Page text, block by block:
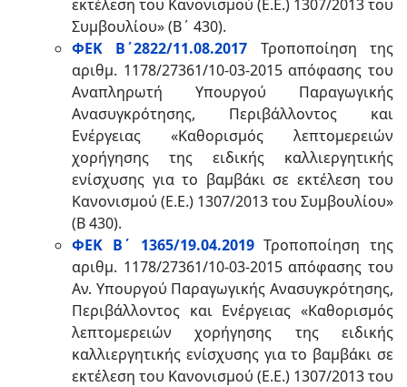
εκτέλεση του Κανονισμού (Ε.Ε.) 1307/2013 του
Συμβουλίου» (Β΄ 430).
ΦΕΚ Β΄2822/11.08.2017 Τροποποίηση της
αριθμ. 1178/27361/10-03-2015 απόφασης του
Αναπληρωτή Υπουργού Παραγωγικής
Ανασυγκρότησης, Περιβάλλοντος και
Ενέργειας «Καθορισμός λεπτομερειών
χορήγησης της ειδικής καλλιεργητικής
ενίσχυσης για το βαμβάκι σε εκτέλεση του
Κανονισμού (Ε.Ε.) 1307/2013 του Συμβουλίου»
(Β 430).
ΦΕΚ Β΄ 1365/19.04.2019Τροποποίηση της
αριθμ. 1178/27361/10-03-2015 απόφασης του
Αν. Υπουργού Παραγωγικής Ανασυγκρότησης,
Περιβάλλοντος και Ενέργειας «Καθορισμός
λεπτομερειών χορήγησης της ειδικής
καλλιεργητικής ενίσχυσης για το βαμβάκι σε
εκτέλεση του Κανονισμού (Ε.Ε.) 1307/2013 του